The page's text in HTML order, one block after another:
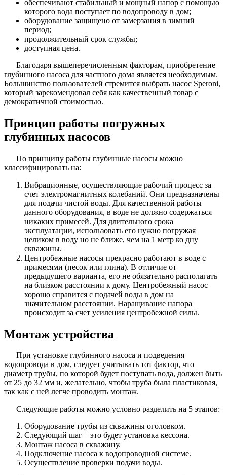
обеспечивают стабильный и мощный напор с помощью
которого вода поступает по водопроводу в дом;
оборудование защищено от замерзания в зимний
период;
продолжительный срок службы;
доступная цена.
Благодаря вышеперечисленным факторам, приобретение
глубинного насоса для частного дома является необходимым.
Большинство пользователей стремится выбрать насос Speroni,
который зарекомендовал себя как качественный товар с
демократичной стоимостью.
Принцип работы погружных
глубинных насосов
По принципу работы глубинные насосы можно
классифицировать на:
Вибрационные, осуществляющие рабочий процесс за
счет электромагнитных колебаний. Они предназначены
для подачи чистой воды. Для качественной работы
данного оборудования, в воде не должно содержаться
никаких примесей. Для длительного срока
эксплуатации, использовать его нужно погружая
целиком в воду но не ближе, чем на 1 метр ко дну
скважины.
Центробежные насосы прекрасно работают в воде с
примесями (песок или глина). В отличие от
предыдущего варианта, его не обязательно располагать
на близком расстоянии к дому. Центробежный насос
хорошо справится с подачей воды в дом на
значительном расстоянии. Наращивание напора
происходит за счет усиления центробежной силы.
Монтаж устройства
При установке глубинного насоса и подведения
водопровода в дом, следует учитывать тот фактор, что
диаметр трубы, по которой будет поступать вода, должен быть
от 25 до 32 мм и, желательно, чтобы труба была пластиковая,
так как с ней легче проводить монтаж.
Следующие работы можно условно разделить на 5 этапов:
Оборудование трубы из скважины оголовком.
Следующий шаг – это будет установка кессона.
Монтаж насоса в скважину.
Подключение насоса к водопроводной системе.
Осуществление проверки подачи воды.